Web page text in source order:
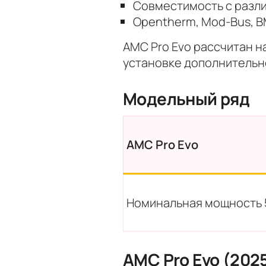
Совместимость с
Opentherm, Mod-Bus,
AMC Pro Evo рассчитан
установке
Модельный ряд
AMC Pro Evo
Номинальная мощность
AMC Pro Evo